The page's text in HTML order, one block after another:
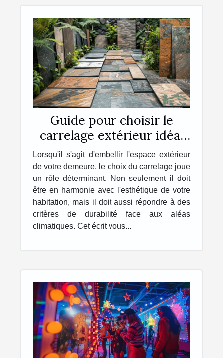
Guide pour choisir le
carrelage extérieur idéal
pour votre maison
Lorsqu'il s'agit d'embellir l'espace extérieur
de votre demeure, le choix du carrelage joue
un rôle déterminant. Non seulement il doit
être en harmonie avec l'esthétique de votre
habitation, mais il doit aussi répondre à des
critères de durabilité face aux aléas
climatiques. Cet écrit vous...